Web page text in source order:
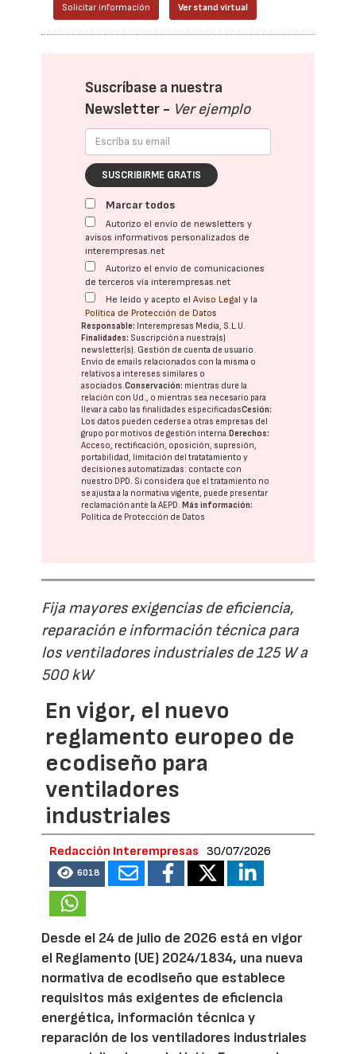
Solicitar información Ver stand virtual
Suscríbase a nuestra
Newsletter - Ver ejemplo
SUSCRIBIRME GRATIS
Marcar todos
Autorizo el envío de newsletters y
avisos informativos personalizados de
interempresas.net
Autorizo el envío de comunicaciones
de terceros vía interempresas.net
He leído y acepto elAviso Legal y la
Política de Protección de Datos
Responsable: Interempresas Media, S.L.U.
Finalidades: Suscripción a nuestra(s)
newsletter(s). Gestión de cuenta de usuario.
Envío de emails relacionados con la misma o
relativos a intereses similares o
asociados.Conservación: mientras dure la
relación con Ud., o mientras sea necesario para
llevar a cabo las finalidades especificadasCesión:
Los datos pueden cederse a otras empresas del
grupo por motivos de gestión interna.Derechos:
Acceso, rectificación, oposición, supresión,
portabilidad, limitación del tratatamiento y
decisiones automatizadas: contacte con
nuestro DPD. Si considera que el tratamiento no
se ajusta a la normativa vigente, puede presentar
reclamación ante laAEPD.Más información:
Política de Protección de Datos
Fija mayores exigencias de eficiencia,
reparación e información técnica para
los ventiladores industriales de 125 W a
500 kW
En vigor, el nuevo
reglamento europeo de
ecodiseño para
ventiladores
industriales
Redacción Interempresas 30/07/2026
6018
Desde el 24 de julio de 2026 está en vigor
el Reglamento (UE) 2024/1834, una nueva
normativa de ecodiseño que establece
requisitos más exigentes de eficiencia
energética, información técnica y
reparación de los ventiladores industriales